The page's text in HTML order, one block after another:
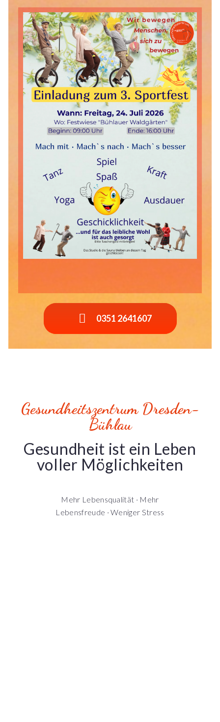
0351 2641607
Gesundheitszentrum Dresden-
Bühlau
Gesundheit ist ein Leben
voller Möglichkeiten
Mehr Lebensqualität · Mehr
Lebensfreude · Weniger Stress